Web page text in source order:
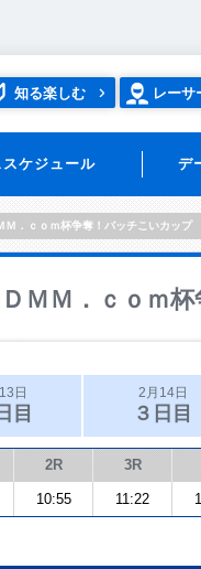
知る楽しむ レーサ
スケジュール デ
Ｍ．ｃｏｍ杯争奪！バッチこいカップ
ＤＭＭ．ｃｏｍ
日
目
2月14日
３日目
2R 3R
10:55 11:22